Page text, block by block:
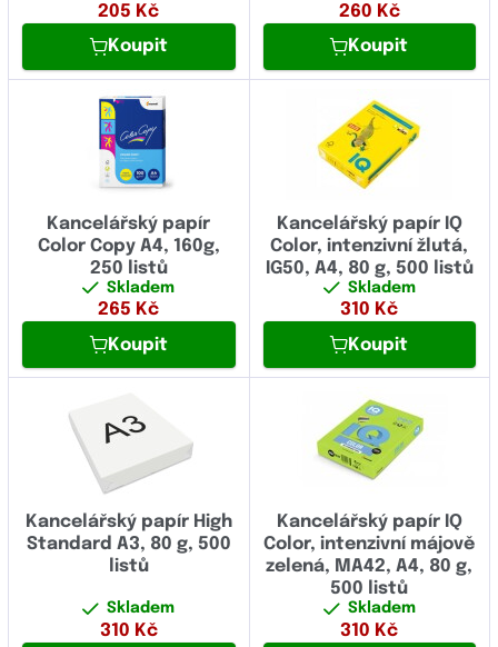
205 Kč
Koupit
260 Kč
Koupit
Kancelářský papír
Color Copy A4, 160g,
250 listů
Skladem
265 Kč
Koupit
Kancelářský papír IQ
Color, intenzivní žlutá,
IG50, A4, 80 g, 500 listů
Skladem
310 Kč
Koupit
Kancelářský papír High
Standard A3, 80 g, 500
listů
Skladem
310 Kč
Kancelářský papír IQ
Color, intenzivní májově
zelená, MA42, A4, 80 g,
500 listů
Skladem
310 Kč